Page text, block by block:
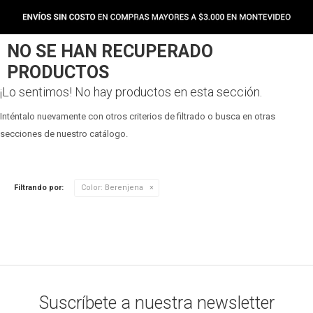
NO SE HAN RECUPERADO
PRODUCTOS
¡Lo sentimos! No hay productos en esta sección.
Inténtalo nuevamente con otros criterios de filtrado o busca en otras
secciones de nuestro catálogo.
Filtrando por: Color: Berenjena
Suscríbete a nuestra newsletter